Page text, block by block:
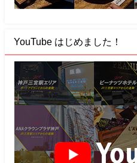
YouTube はじめました！